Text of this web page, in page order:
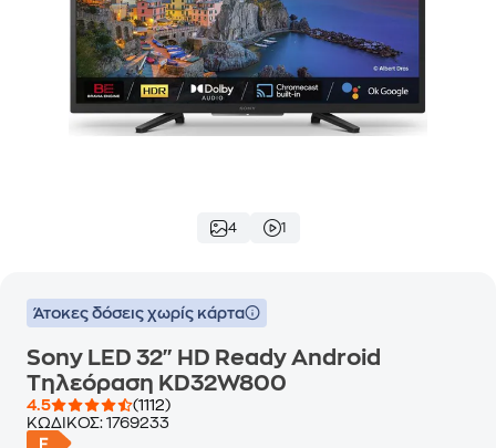
4 1
Άτοκες δόσεις χωρίς κάρτα
Sony LED 32" HD Ready Android
Τηλεόραση KD32W800
4.5
(1112)
ΚΩΔΙΚΟΣ: 1769233